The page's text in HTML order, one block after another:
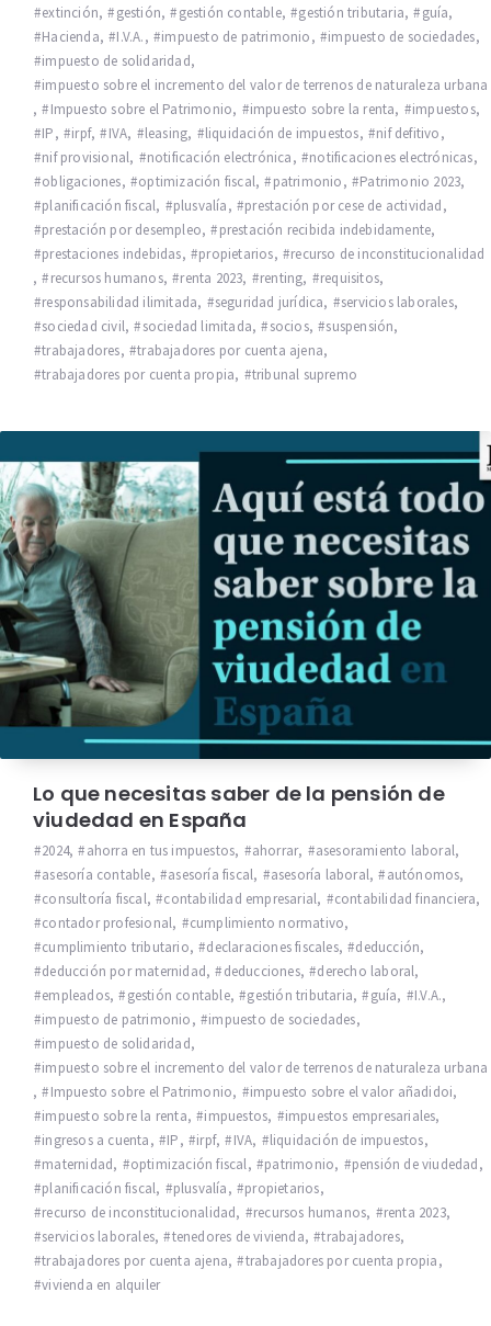
extinción, gestión, gestión contable, gestión tributaria, guía,
Hacienda, I.V.A., impuesto de patrimonio, impuesto de sociedades,
impuesto de solidaridad,
impuesto sobre el incremento del valor de terrenos de naturaleza urbana
,
Impuesto sobre el Patrimonio, impuesto sobre la renta, impuestos,
IP, irpf, IVA, leasing, liquidación de impuestos, nif defitivo,
nif provisional, notificación electrónica, notificaciones electrónicas,
obligaciones, optimización fiscal, patrimonio, Patrimonio 2023,
planificación fiscal, plusvalía, prestación por cese de actividad,
prestación por desempleo, prestación recibida indebidamente,
prestaciones indebidas, propietarios,
recurso de inconstitucionalidad
,
recursos humanos, renta 2023, renting, requisitos,
responsabilidad ilimitada, seguridad jurídica, servicios laborales,
sociedad civil, sociedad limitada, socios, suspensión,
trabajadores, trabajadores por cuenta ajena,
trabajadores por cuenta propia, tribunal supremo
Lo que necesitas saber de la pensión de
viudedad en España
2024, ahorra en tus impuestos, ahorrar, asesoramiento laboral,
asesoría contable, asesoría fiscal, asesoría laboral, autónomos,
consultoría fiscal, contabilidad empresarial, contabilidad financiera,
contador profesional, cumplimiento normativo,
cumplimiento tributario, declaraciones fiscales, deducción,
deducción por maternidad, deducciones, derecho laboral,
empleados, gestión contable, gestión tributaria, guía, I.V.A.,
impuesto de patrimonio, impuesto de sociedades,
impuesto de solidaridad,
impuesto sobre el incremento del valor de terrenos de naturaleza urbana
,
Impuesto sobre el Patrimonio, impuesto sobre el valor añadidoi,
impuesto sobre la renta, impuestos, impuestos empresariales,
ingresos a cuenta, IP, irpf, IVA, liquidación de impuestos,
maternidad, optimización fiscal, patrimonio, pensión de viudedad,
planificación fiscal, plusvalía, propietarios,
recurso de inconstitucionalidad, recursos humanos, renta 2023,
servicios laborales, tenedores de vivienda, trabajadores,
trabajadores por cuenta ajena, trabajadores por cuenta propia,
vivienda en alquiler